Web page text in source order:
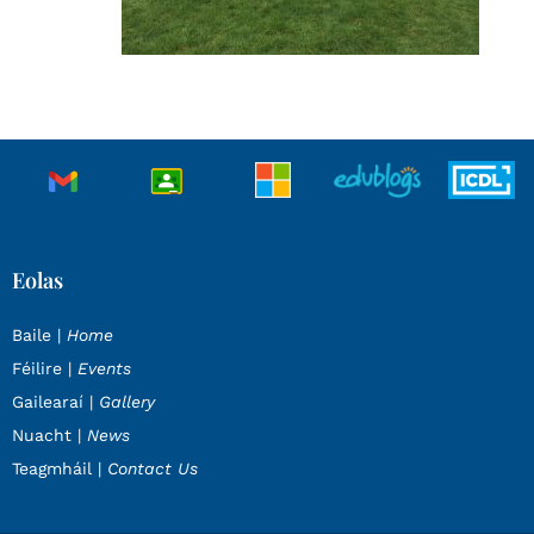
Eolas
Baile | Home
Féilire | Events
Gailearaí | Gallery
Nuacht | News
Teagmháil | Contact Us